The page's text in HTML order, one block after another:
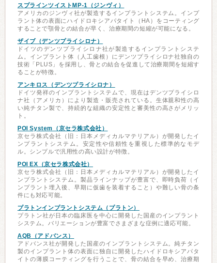
スプラインツイストMP-1（ジンヴィ）
アメリカのジンヴィ社が製造するインプラントシステム。インプ
ラント体の表面にハイドロキシアパタイト（HA）をコーティング
することで顎骨との結合が早く、治療期間の短縮が可能になる。
ザイブ（デンツプライシロナ）
ドイツのデンツプライシロナ社が製造するインプラントシステ
ム。インプラント体（人工歯根）にデンツプライシロナ社独自の
技術「PLUS」を採用し、骨との結合を促進して治療期間を短縮す
ることが特徴。
アンキロス（デンツプライシロナ）
ドイツ発祥のインプラントシステムで、現在はデンツプライシロ
ナ社（アメリカ）により製造・販売されている。生体親和性の高
い純チタン製で、持続的な組織の安定性と審美性の高さがメリッ
ト。
POI System（京セラ株式会社）
京セラ株式会社（旧：日本メディカルマテリアル）が開発したイ
ンプラントシステム。安定性や信頼性を重視した標準的なモデ
ル。シンプルで汎用性の高い設計が特徴。
POI EX（京セラ株式会社）
京セラ株式会社（旧：日本メディカルマテリアル）が開発したイ
ンプラントシステム。製品ラインナップが豊富で、即時負荷（イ
ンプラント埋入後、早期に仮歯を装着すること）や難しい骨の条
件にも対応可能。
プラトンインプラントシステム（プラトン）
プラトン社が日本の臨床医を中心に開発した国産のインプラント
システム。バリエーションが豊富でさまざまな症例に適応可能。
AQB（アドバンス）
アドバンス社が開発した国産のインプラントシステム。純チタン
製のインプラント体の表面に独自に開発したハイドロキシアパタ
イトの薄膜コーティングを行うことで、骨の結合を早め、治療期